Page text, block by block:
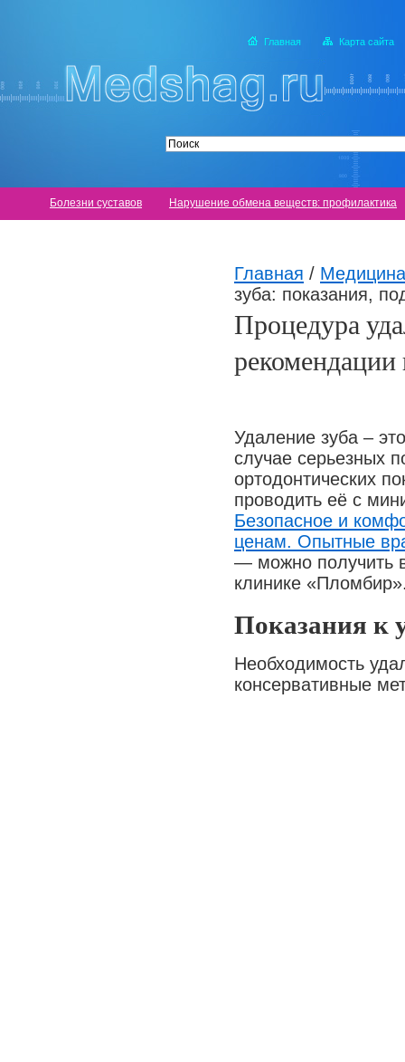
Главная Карта сайта
Болезни суставов Нарушение обмена веществ: профилактика
Главная /
зуба: показания,
Процедура
Удаление зуба –
случае серьезных
ортодонтических
проводить её с
Безопасное и
ценам. Опытные
— можно получить
клинике
Показания к
Необходимость
консервативные